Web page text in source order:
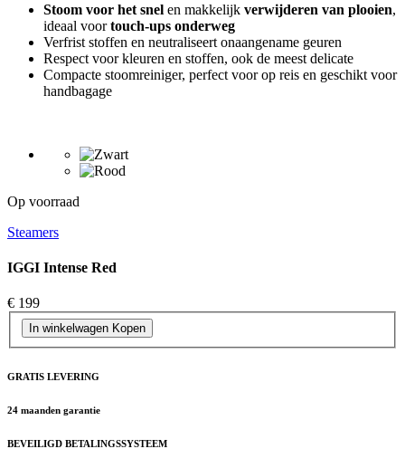
Stoom voor het snel en makkelijk verwijderen van plooien,
ideaal voortouch-ups onderweg
Verfrist stoffen en neutraliseert onaangename geuren
Respect voor kleuren en stoffen, ook de meest delicate
Compacte stoomreiniger, perfect voor op reis en geschikt voor
handbagage
Op voorraad
Steamers
IGGI Intense Red
€ 199
In winkelwagen Kopen
GRATIS LEVERING
24 maanden garantie
BEVEILIGD BETALINGSSYSTEEM